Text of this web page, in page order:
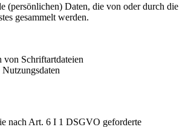
(persönlichen) Daten, die von oder durch die
gesammelt werden.
von Schriftartdateien
nach Art. 6 I 1 DSGVO geforderte